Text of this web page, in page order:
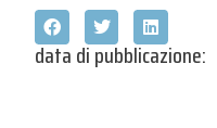
data di pubblicazione: